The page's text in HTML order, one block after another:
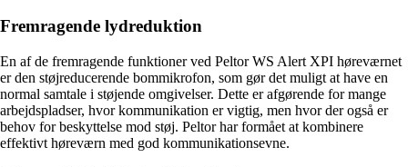
Fremragende lydreduktion
En af de fremragende funktioner ved Peltor WS Alert XPI høreværnet
er den støjreducerende bommikrofon, som gør det muligt at have en
normal samtale i støjende omgivelser. Dette er afgørende for mange
arbejdspladser, hvor kommunikation er vigtig, men hvor der også er
behov for beskyttelse mod støj. Peltor har formået at kombinere
effektivt høreværn med god kommunikationsevne.